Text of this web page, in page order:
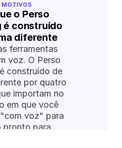
MOTIVOS
o Perso
é construído
diferente
ferramentas
voz. O Perso
construído de
por quatro
importam no
em que você
voz" para
pronto para